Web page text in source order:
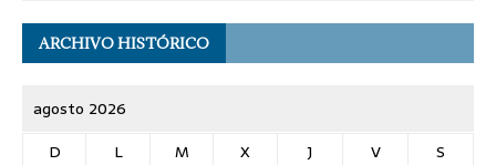
ARCHIVO HISTÓRICO
agosto 2026
D
L M X J V
S